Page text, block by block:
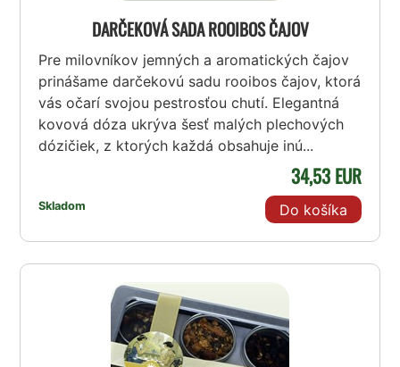
DARČEKOVÁ SADA ROOIBOS ČAJOV
Pre milovníkov jemných a aromatických čajov
prinášame darčekovú sadu rooibos čajov, ktorá
vás očarí svojou pestrosťou chutí. Elegantná
kovová dóza ukrýva šesť malých plechových
dózičiek, z ktorých každá obsahuje inú...
Skladom
34,53 EUR
Do košíka